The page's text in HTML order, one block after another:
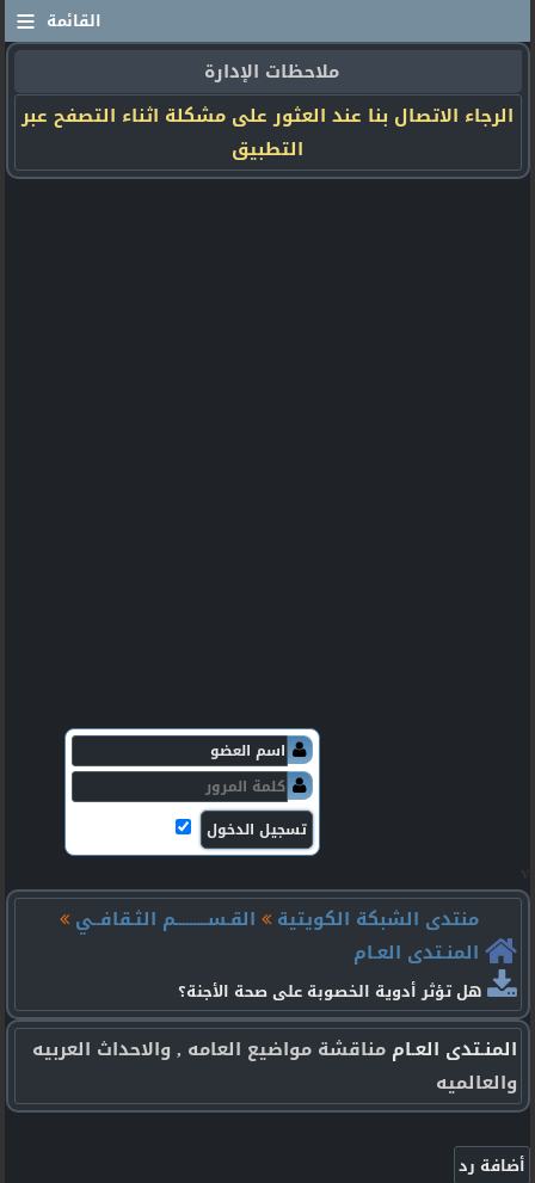
≡ القائمة
ملاحظات الإدارة
الرجاء الاتصال بنا عند العثور على مشكلة اثناء التصفح عبر
التطبيق
منتدى الشبكة الكويتية
القـســـــــــم الثـقافــي
المنـتدى العـام
هل تؤثر أدوية الخصوبة على صحة الأجنة؟
المنـتدى العـام مناقشة مواضيع العامه , والاحداث العربيه
والعالميه